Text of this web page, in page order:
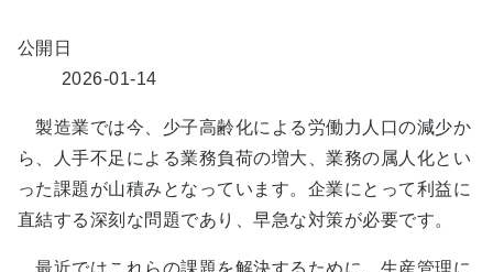
公開日
2026-01-14
製造業では今、少子高齢化による労働力人口の減少か
ら、人手不足による業務負荷の増大、業務の属人化とい
った課題が山積みとなっています。企業にとって利益に
直結する深刻な問題であり、早急な対策が必要です。
最近ではこれらの課題を解決するために、生産管理に